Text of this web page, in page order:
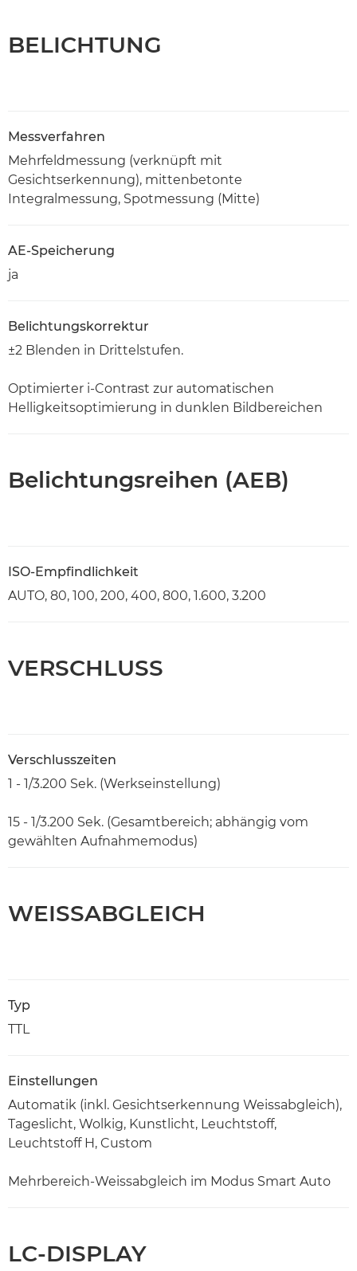
BELICHTUNG
Messverfahren
Mehrfeldmessung (verknüpft mit
Gesichtserkennung), mittenbetonte
Integralmessung, Spotmessung (Mitte)
AE-Speicherung
ja
Belichtungskorrektur
±2 Blenden in Drittelstufen.
Optimierter i-Contrast zur automatischen
Helligkeitsoptimierung in dunklen Bildbereichen
Belichtungsreihen (AEB)
ISO-Empfindlichkeit
AUTO, 80, 100, 200, 400, 800, 1.600, 3.200
VERSCHLUSS
Verschlusszeiten
1 - 1/3.200 Sek. (Werkseinstellung)
15 - 1/3.200 Sek. (Gesamtbereich; abhängig vom
gewählten Aufnahmemodus)
WEISSABGLEICH
Typ
TTL
Einstellungen
Automatik (inkl. Gesichtserkennung Weissabgleich),
Tageslicht, Wolkig, Kunstlicht, Leuchtstoff,
Leuchtstoff H, Custom
Mehrbereich-Weissabgleich im Modus Smart Auto
LC-DISPLAY